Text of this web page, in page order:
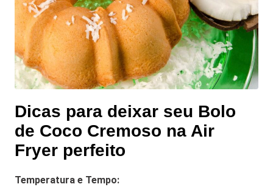
Dicas para deixar seu Bolo
de Coco Cremoso na Air
Fryer perfeito
Temperatura e Tempo: